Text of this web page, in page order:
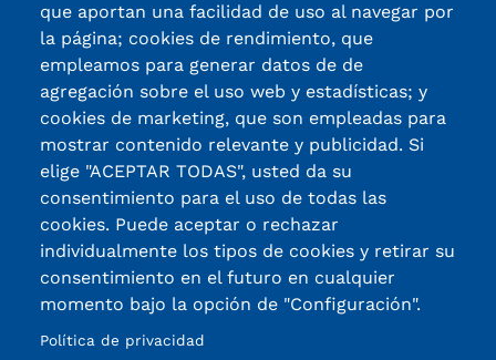
que aportan una facilidad de uso al navegar por
la página; cookies de rendimiento, que
empleamos para generar datos de de
agregación sobre el uso web y estadísticas; y
cookies de marketing, que son empleadas para
mostrar contenido relevante y publicidad. Si
elige "ACEPTAR TODAS", usted da su
consentimiento para el uso de todas las
cookies. Puede aceptar o rechazar
individualmente los tipos de cookies y retirar su
consentimiento en el futuro en cualquier
momento bajo la opción de "Configuración".
Política de privacidad
944 471 033
fundacion@gizakia.org
Nuestras sedes
Áreas de actuación
Fundación Gizakia
Te contamos
Política de Privacidad